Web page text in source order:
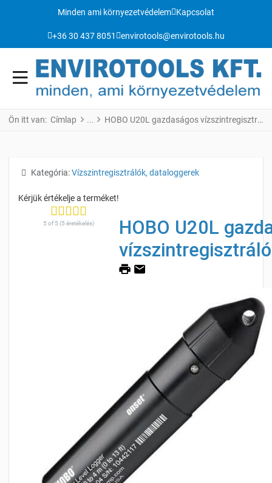
Minden ami környezetvédelem Kapcsolat
+36 30 437 8051 envirotools@envirotools.hu
Ön itt van: Címlap HOBO U20L gazdaságos vízszintregisztráló szonda
Részletek
Kategória:Vízszintregisztrálók, dataloggerek
5 of 5 (5 éretékelés)
HOBO U20L